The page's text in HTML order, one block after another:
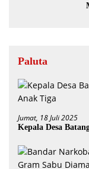
Paluta
Jumat, 18 Juli 2025
Kepala Desa